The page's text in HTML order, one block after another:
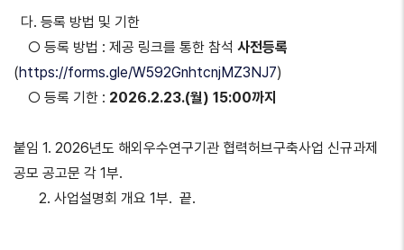
다. 등록 방법 및 기한
○ 등록 방법 : 제공 링크를 통한 참석 사전등록
(https://forms.gle/W592GnhtcnjMZ3NJ7)
○ 등록 기한 : 2026.2.23.(월) 15:00까지
붙임 1. 2026년도 해외우수연구기관 협력허브구축사업 신규과제
공모 공고문 각 1부.
2. 사업설명회 개요 1부. 끝.